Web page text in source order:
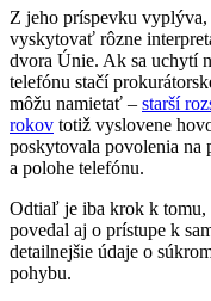
Z jeho príspevku vyplýva,
vyskytovať rôzne
dvora Únie. Ak sa uchytí
telefónu stačí
môžu namietať – starší
rokov totiž vyslovene
poskytovala povolenia na
a polohe telefónu.
Odtiaľ je iba krok k tomu,
povedal aj o prístupe k
detailnejšie údaje o
pohybu.